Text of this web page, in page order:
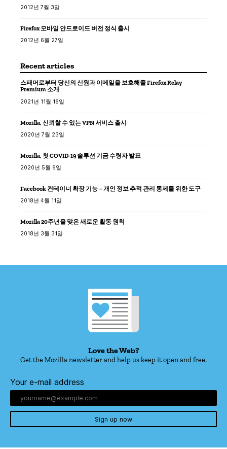
2012년 7월 3일
Firefox 모바일 안드로이드 버전 정식 출시
2012년 6월 27일
Recent articles
스패머로부터 당신의 신원과 이메일을 보호해줄 Firefox Relay
Premium 소개
2021년 11월 16일
Mozilla, 신뢰할 수 있는 VPN 서비스 출시
2020년 7월 23일
Mozilla, 첫 COVID-19 솔루션 기금 수령자 발표
2020년 5월 6일
Facebook 컨테이너 확장 기능 – 개인 정보 추적 관리 통제를 위한 도구
2018년 4월 11일
Mozilla 20주년을 맞은 새로운 활동 원칙
2018년 3월 31일
Love the Web?
Get the Mozilla newsletter and help us keep it open and free.
Your e-mail address
Sign up now